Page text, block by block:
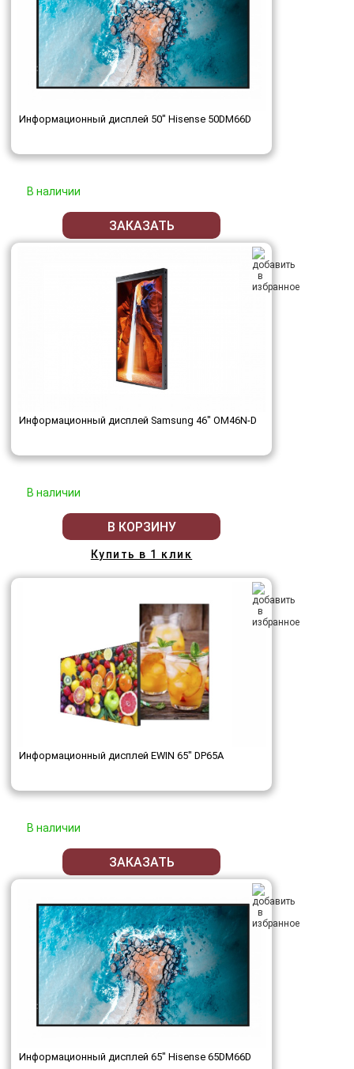
Информационный дисплей 50" Hisense 50DM66D
В наличии
ЗАКАЗАТЬ
Информационный дисплей Samsung 46" OM46N-D
В наличии
В КОРЗИНУ
Купить в 1 клик
Информационный дисплей EWIN 65" DP65A
В наличии
ЗАКАЗАТЬ
Информационный дисплей 65" Hisense 65DM66D